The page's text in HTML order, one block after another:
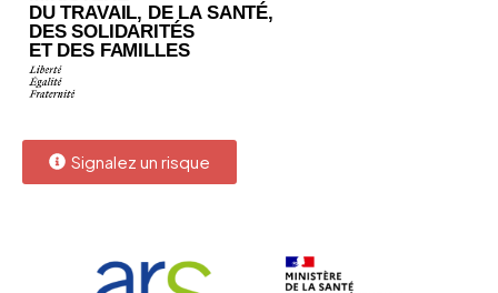
Signalez un risque